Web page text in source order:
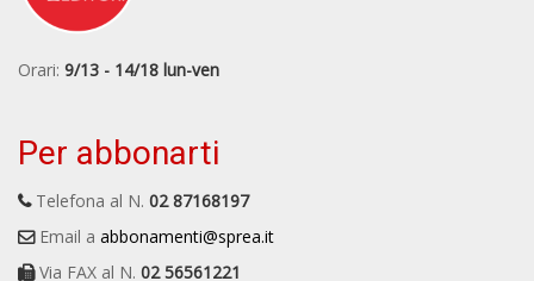
Orari: 9/13 - 14/18 lun-ven
Per abbonarti
Telefona al N. 02 87168197
Email a abbonamenti@sprea.it
Via FAX al N. 02 56561221